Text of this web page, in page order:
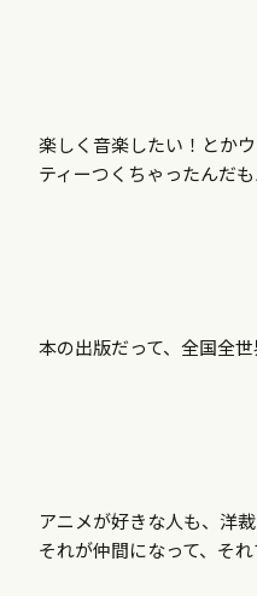
楽しく音楽したい！とか
ティーつくちゃったんだも
本の出版だって、全国全
アニメが好きな人も、洋
それが仲間になって、そ